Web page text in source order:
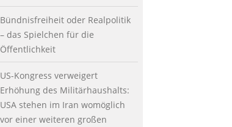
Bündnisfreiheit oder Realpolitik
– das Spielchen für die
Öffentlichkeit
US-Kongress verweigert
Erhöhung des Militärhaushalts:
USA stehen im Iran womöglich
vor einer weiteren großen